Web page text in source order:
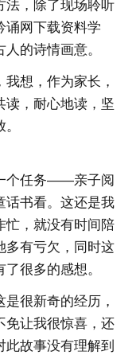
法，除了现场聆听
诵网下载资料学
的诗情画意。
想，作为家长，
读，耐心地读，坚
个任务——亲子阅
话书看。这还是我
忙，就没有时间陪
多有亏欠，同时这
很多的感想。
很新奇的经历，
免让我很惊喜，还
故事没有理解到